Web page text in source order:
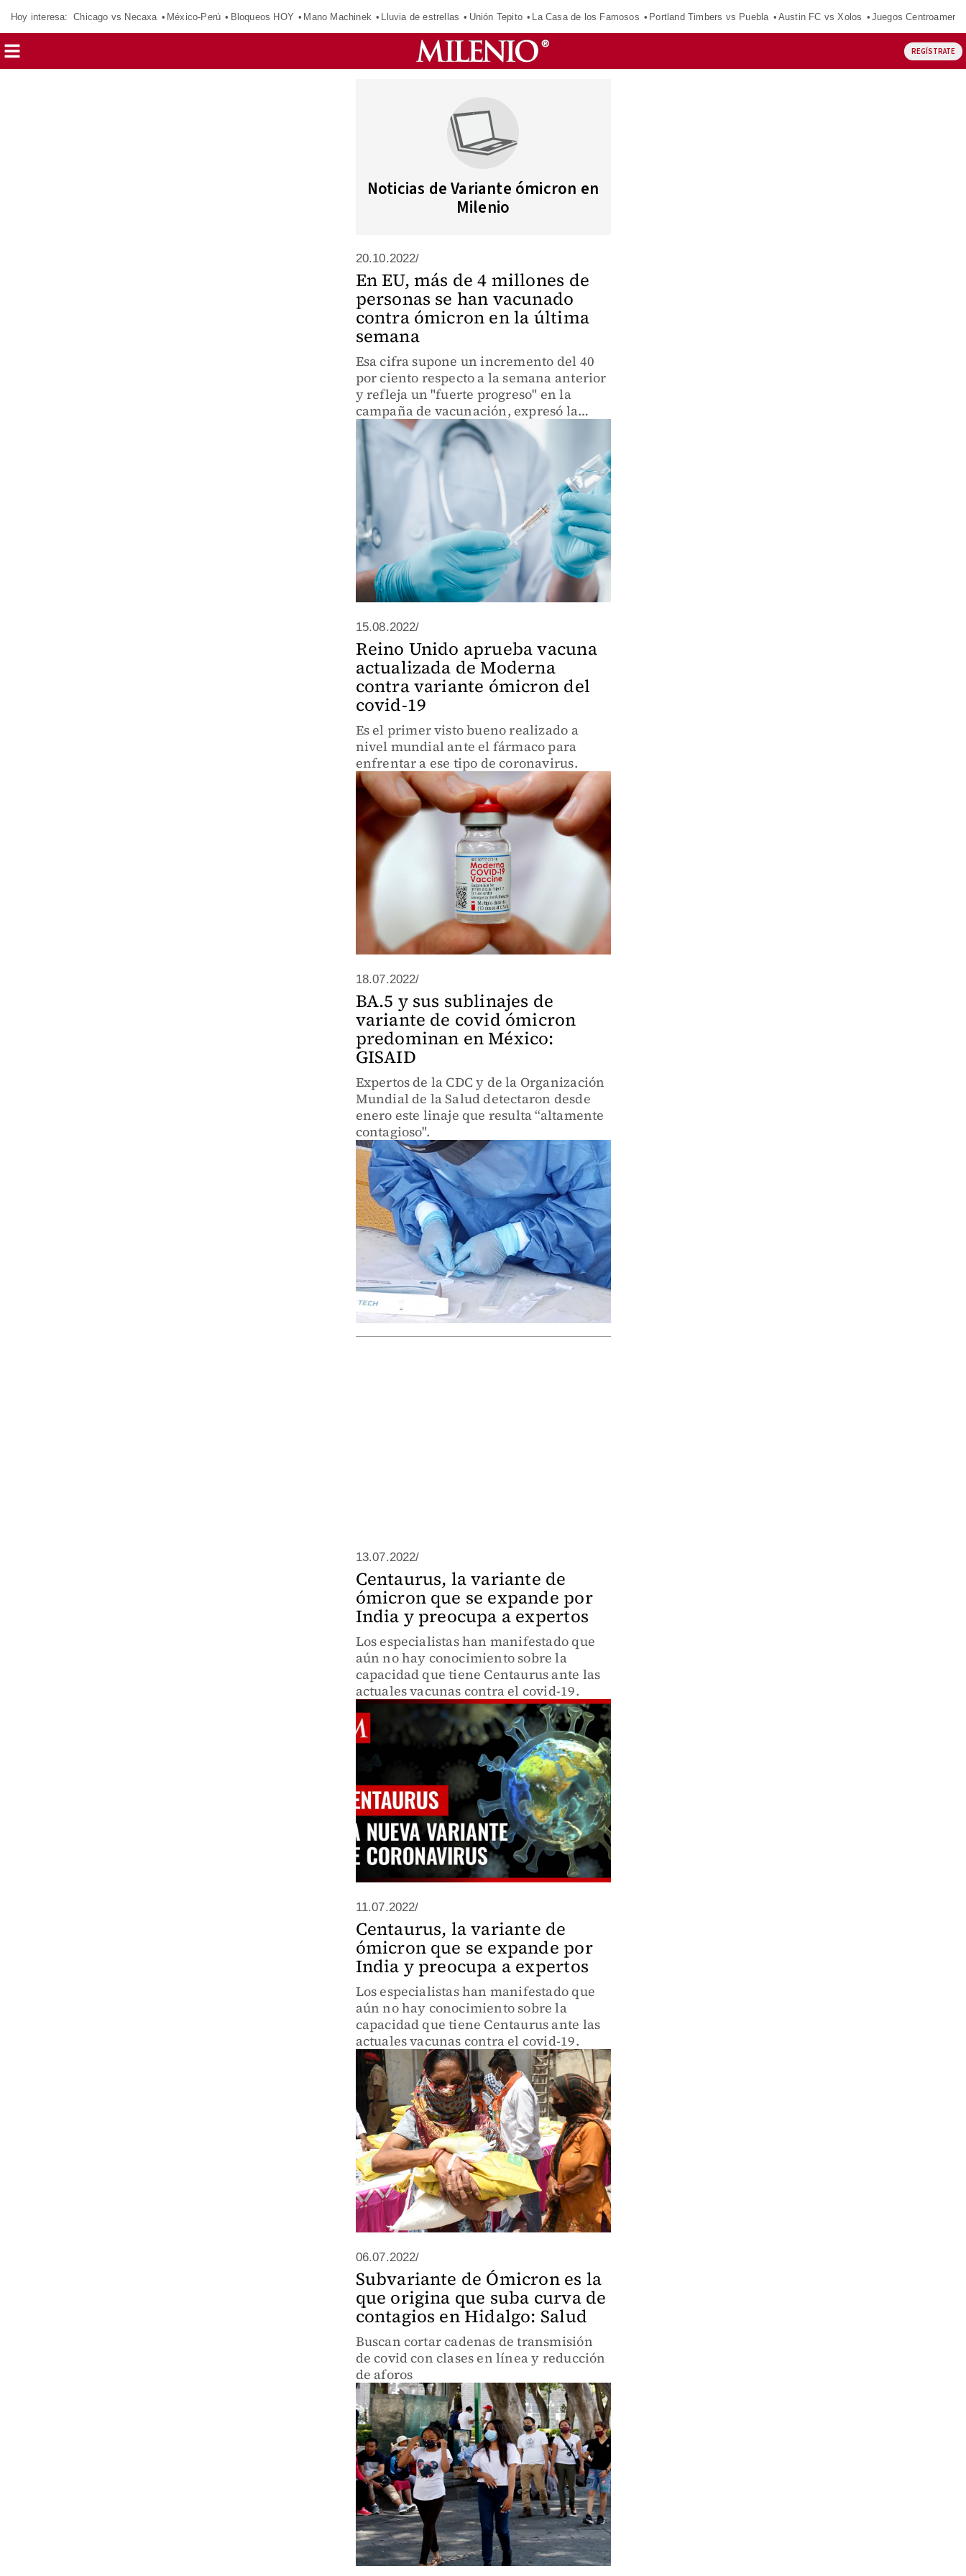
Hoy interesa: Chicago vs Necaxa México-Perú Bloqueos HOY Mano Machinek Lluvia de estrellas Unión Tepito La Casa de los Famosos Portland Timbers vs Puebla Austin FC vs Xolos Juegos
REGÍSTRATE
Noticias de Variante ómicron en
Milenio
20.10.2022/
En EU, más de 4 millones de
personas se han vacunado
contra ómicron en la última
semana
Esa cifra supone un incremento del 40
por ciento respecto a la semana anterior
y refleja un "fuerte progreso" en la
campaña de vacunación, expresó la
vocera de la Casa Blanca.
15.08.2022/
Reino Unido aprueba vacuna
actualizada de Moderna
contra variante ómicron del
covid-19
Es el primer visto bueno realizado a
nivel mundial ante el fármaco para
enfrentar a ese tipo de coronavirus.
18.07.2022/
BA.5 y sus sublinajes de
variante de covid ómicron
predominan en México:
GISAID
Expertos de la CDC y de la Organización
Mundial de la Salud detectaron desde
enero este linaje que resulta “altamente
contagioso".
13.07.2022/
Centaurus, la variante de
ómicron que se expande por
India y preocupa a expertos
Los especialistas han manifestado que
aún no hay conocimiento sobre la
capacidad que tiene Centaurus ante las
actuales vacunas contra el covid-19.
11.07.2022/
Centaurus, la variante de
ómicron que se expande por
India y preocupa a expertos
Los especialistas han manifestado que
aún no hay conocimiento sobre la
capacidad que tiene Centaurus ante las
actuales vacunas contra el covid-19.
06.07.2022/
Subvariante de Ómicron es la
que origina que suba curva de
contagios en Hidalgo: Salud
Buscan cortar cadenas de transmisión
de covid con clases en línea y reducción
de aforos